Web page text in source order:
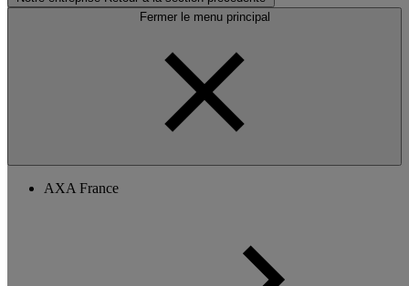
Fermer le menu principal
AXA France